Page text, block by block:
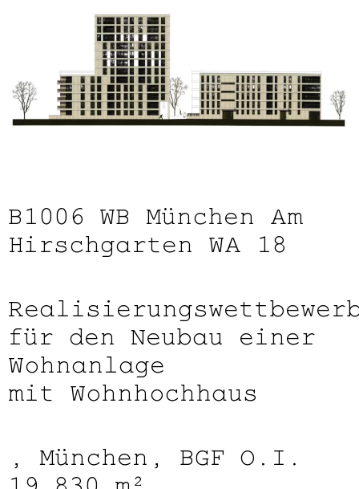
B1006 WB München Am
Hirschgarten WA 18
für den Neubau einer
Wohnanlage
mit Wohnhochhaus
, München, BGF O.I.
19.830 m²